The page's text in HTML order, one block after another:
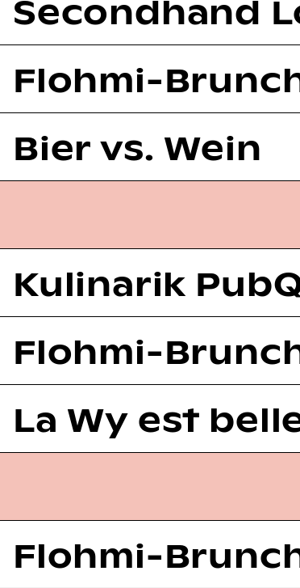
Secondhand
Flohmi-
Bier vs. Wein
Kulinarik
Flohmi-
La Wy est
Flohmi-